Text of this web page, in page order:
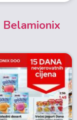
Belamionix